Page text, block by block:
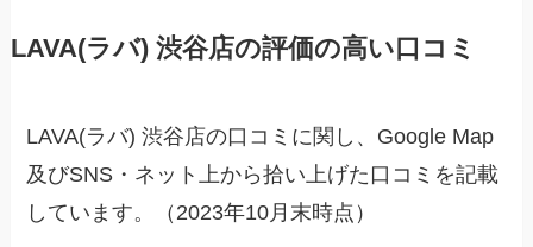
LAVA(ラバ) 渋谷店の評価の高い口コミ
LAVA(ラバ) 渋谷店の口コミに関し、Google Map
及びSNS・ネット上から拾い上げた口コミを記載
しています。（2023年10月末時点）